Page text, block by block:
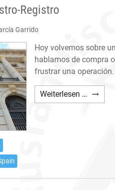
Registro
Garrido
Hoy volvemos sobre
hablamos de compra
frustrar una operación.
Weiterlesen …
Catastro-